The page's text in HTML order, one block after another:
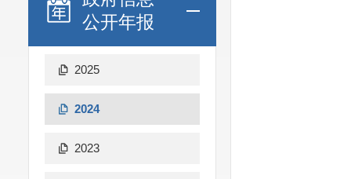
公开年报
2025
2024
2023